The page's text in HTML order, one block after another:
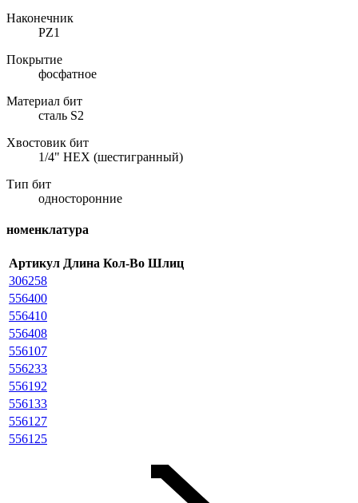
Наконечник
РZ1
Покрытие
фосфатное
Материал бит
сталь S2
Хвостовик бит
1/4" HEX (шестигранный)
Тип бит
односторонние
номенклатура
Артикул Длина Кол-Во Шлиц
306258
556400
556410
556408
556107
556233
556192
556133
556127
556125